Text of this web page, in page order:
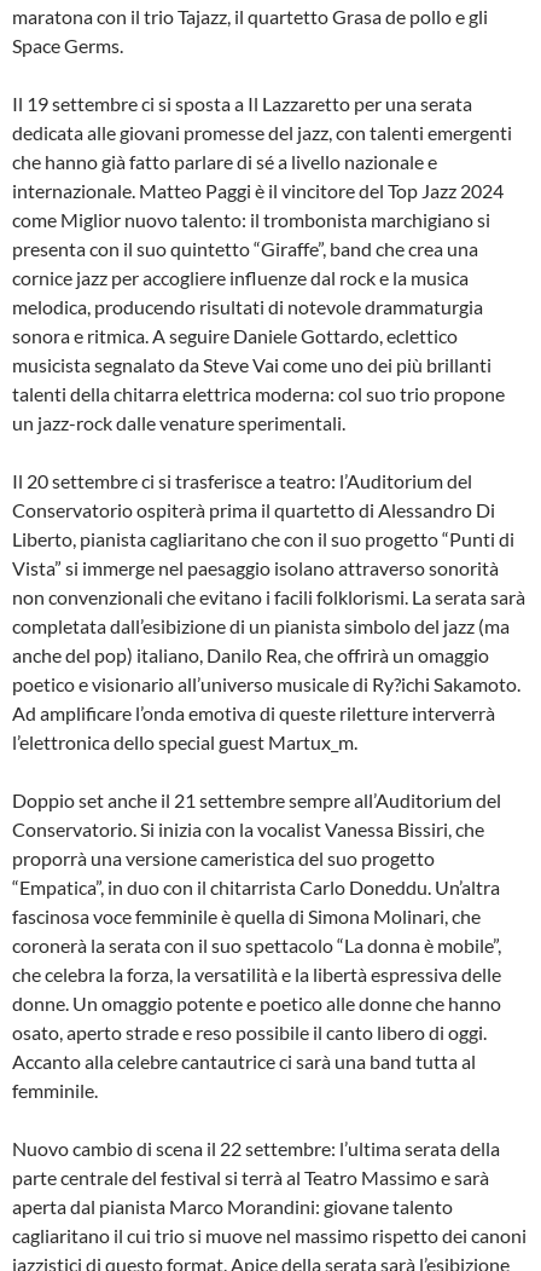
maratona con il trio Tajazz, il quartetto Grasa de pollo e gli
Space Germs.
Il 19 settembre ci si sposta a Il Lazzaretto per una serata
dedicata alle giovani promesse del jazz, con talenti emergenti
che hanno già fatto parlare di sé a livello nazionale e
internazionale. Matteo Paggi è il vincitore del Top Jazz 2024
come Miglior nuovo talento: il trombonista marchigiano si
presenta con il suo quintetto “Giraffe”, band che crea una
cornice jazz per accogliere influenze dal rock e la musica
melodica, producendo risultati di notevole drammaturgia
sonora e ritmica. A seguire Daniele Gottardo, eclettico
musicista segnalato da Steve Vai come uno dei più brillanti
talenti della chitarra elettrica moderna: col suo trio propone
un jazz-rock dalle venature sperimentali.
Il 20 settembre ci si trasferisce a teatro: l’Auditorium del
Conservatorio ospiterà prima il quartetto di Alessandro Di
Liberto, pianista cagliaritano che con il suo progetto “Punti di
Vista” si immerge nel paesaggio isolano attraverso sonorità
non convenzionali che evitano i facili folklorismi. La serata sarà
completata dall’esibizione di un pianista simbolo del jazz (ma
anche del pop) italiano, Danilo Rea, che offrirà un omaggio
poetico e visionario all’universo musicale di Ry?ichi Sakamoto.
Ad amplificare l’onda emotiva di queste riletture interverrà
l’elettronica dello special guest Martux_m.
Doppio set anche il 21 settembre sempre all’Auditorium del
Conservatorio. Si inizia con la vocalist Vanessa Bissiri, che
proporrà una versione cameristica del suo progetto
“Empatica”, in duo con il chitarrista Carlo Doneddu. Un’altra
fascinosa voce femminile è quella di Simona Molinari, che
coronerà la serata con il suo spettacolo “La donna è mobile”,
che celebra la forza, la versatilità e la libertà espressiva delle
donne. Un omaggio potente e poetico alle donne che hanno
osato, aperto strade e reso possibile il canto libero di oggi.
Accanto alla celebre cantautrice ci sarà una band tutta al
femminile.
Nuovo cambio di scena il 22 settembre: l’ultima serata della
parte centrale del festival si terrà al Teatro Massimo e sarà
aperta dal pianista Marco Morandini: giovane talento
cagliaritano il cui trio si muove nel massimo rispetto dei canoni
jazzistici di questo format. Apice della serata sarà l’esibizione